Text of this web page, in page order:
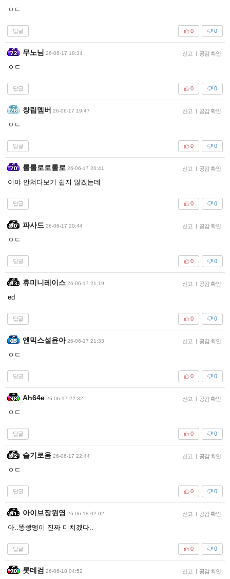
ㅇㄷ
답글 0
0
무노님 26-06-17 18:34 신고 | 공감 확인
ㅇㄷ
답글 0
0
창립멤버 26-06-17 19:47 신고 | 공감 확인
ㅇㄷ
답글 0
0
롤롤로로롤로 26-06-17 20:41 신고 | 공감 확인
이야 안쳐다보기 쉽지 않겠는데
답글 0
0
파사드 26-06-17 20:44 신고 | 공감 확인
ㅇㄷ
답글 0
0
휴미니레이스 26-06-17 21:19 신고 | 공감 확인
ed
답글 0
0
엔믹스설윤아 26-06-17 21:33 신고 | 공감 확인
ㅇㄷ
답글 0
0
Ah64e 26-06-17 22:32 신고 | 공감 확인
ㅇㄷ
답글 0
0
슬기로움 26-06-17 22:44 신고 | 공감 확인
ㅇㄷ
답글 0
0
아이브장원영 26-06-18 02:02 신고 | 공감 확인
아..똥빵뎅이 진짜 미치겠다..
답글 0
0
롯데검 26-06-18 04:52 신고 | 공감 확인